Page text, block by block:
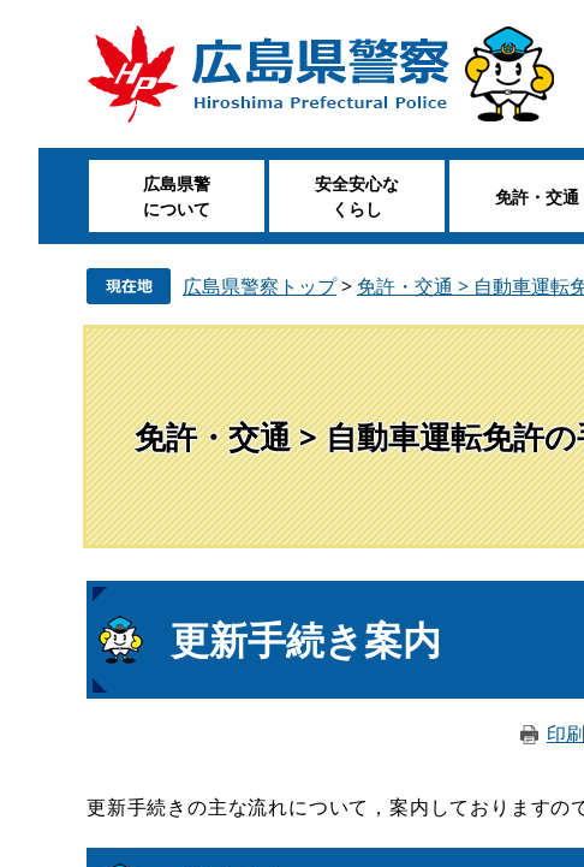
。
て
広島県警
について
安全安心な
くらし
免許・交通
広島県警察トップ> 免許・交通 > 自動車運転
免許・交通 > 自動車運転免許
文
更新手続き案内
印
更新手続きの主な流れについて，案内しておりますの